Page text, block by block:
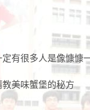
有很多人是像慷慷
美味蟹堡的秘方